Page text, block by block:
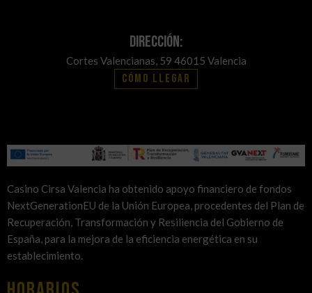
Dirección:
Cortes Valencianas, 59 46015 Valencia
Cómo llegar
Casino Cirsa Valencia ha obtenido apoyo financiero de fondos
NextGenerationEU de la Unión Europea, procedentes del Plan de
Recuperación, Transformación y Resiliencia del Gobierno de
España, para la mejora de la eficiencia energética en su
establecimiento.